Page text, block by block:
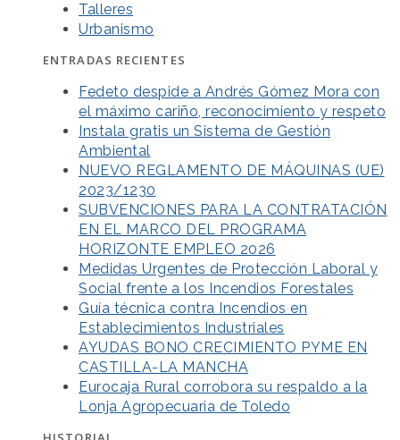
Talleres
Urbanismo
ENTRADAS RECIENTES
Fedeto despide a Andrés Gómez Mora con
el máximo cariño, reconocimiento y respeto
Instala gratis un Sistema de Gestión
Ambiental
NUEVO REGLAMENTO DE MÁQUINAS (UE)
2023/1230
SUBVENCIONES PARA LA CONTRATACIÓN
EN EL MARCO DEL PROGRAMA
HORIZONTE EMPLEO 2026
Medidas Urgentes de Protección Laboral y
Social frente a los Incendios Forestales
Guía técnica contra Incendios en
Establecimientos Industriales
AYUDAS BONO CRECIMIENTO PYME EN
CASTILLA-LA MANCHA
Eurocaja Rural corrobora su respaldo a la
Lonja Agropecuaria de Toledo